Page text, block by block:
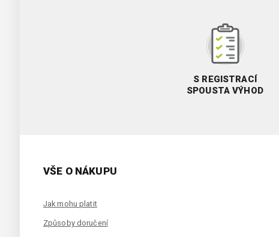
S REGISTRACÍ
SPOUSTA VÝHOD
VŠE O NÁKUPU
Jak mohu platit
Způsoby doručení